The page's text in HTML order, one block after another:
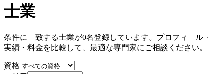
士業
条件に一致する士業が0名登録しています。プロフィール・
実績・料金を比較して、最適な専門家にご相談ください。
資格